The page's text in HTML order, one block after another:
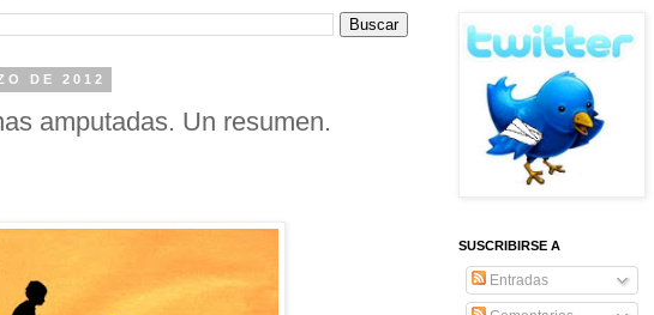
DE 2012
amputadas. Un resumen.
SUSCRIBIRSE A
Entradas